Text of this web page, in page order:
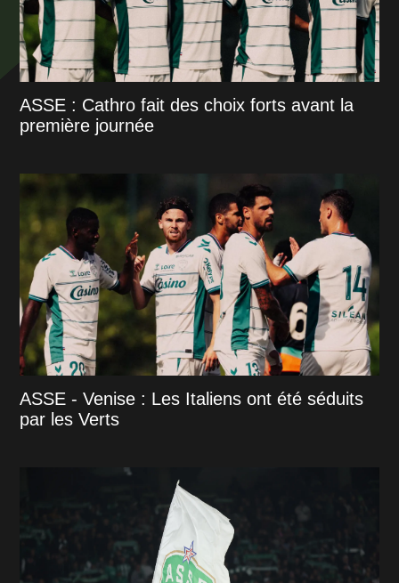
ASSE : Cathro fait des choix forts avant la
première journée
ASSE - Venise : Les Italiens ont été séduits
par les Verts